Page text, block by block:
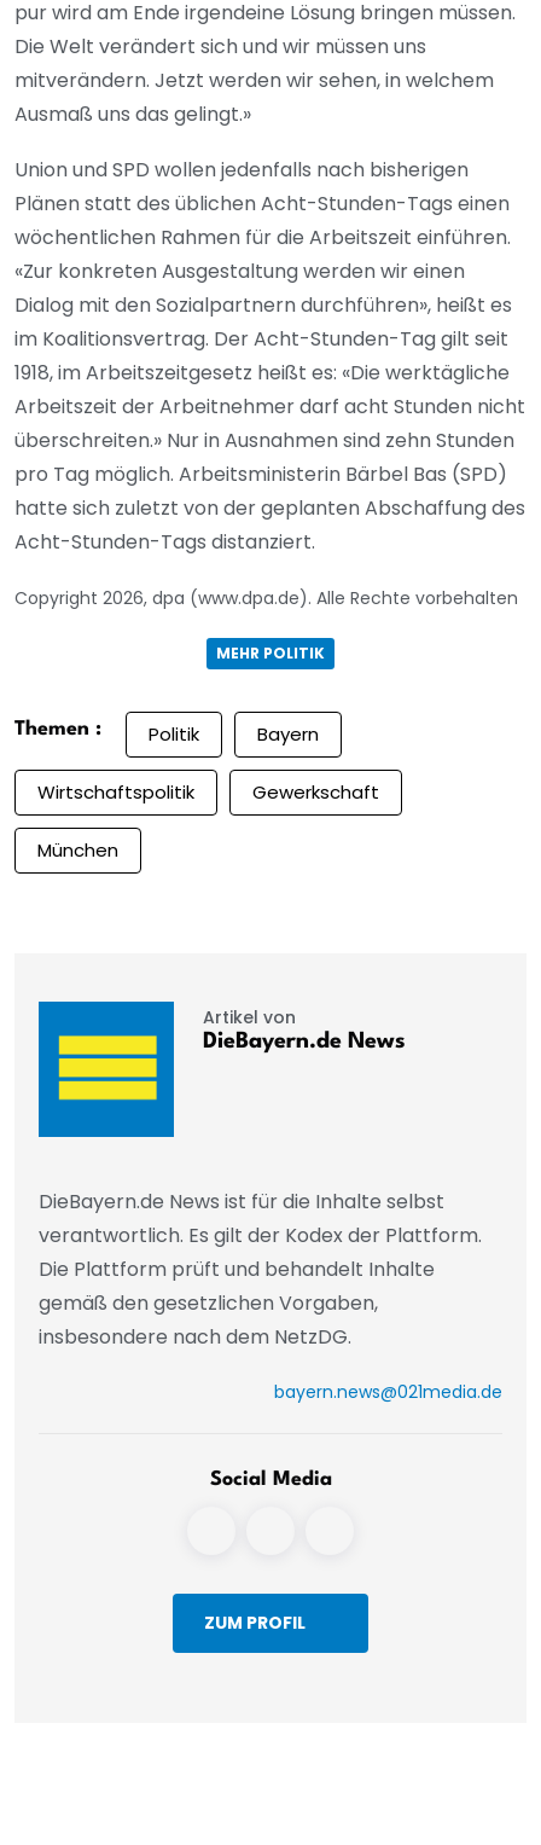
pur wird am Ende irgendeine Lösung bringen müssen.
Die Welt verändert sich und wir müssen uns
mitverändern. Jetzt werden wir sehen, in welchem
Ausmaß uns das gelingt.»
Union und SPD wollen jedenfalls nach bisherigen
Plänen statt des üblichen Acht-Stunden-Tags einen
wöchentlichen Rahmen für die Arbeitszeit einführen.
«Zur konkreten Ausgestaltung werden wir einen
Dialog mit den Sozialpartnern durchführen», heißt es
im Koalitionsvertrag. Der Acht-Stunden-Tag gilt seit
1918, im Arbeitszeitgesetz heißt es: «Die werktägliche
Arbeitszeit der Arbeitnehmer darf acht Stunden nicht
überschreiten.» Nur in Ausnahmen sind zehn Stunden
pro Tag möglich. Arbeitsministerin Bärbel Bas (SPD)
hatte sich zuletzt von der geplanten Abschaffung des
Acht-Stunden-Tags distanziert.
Copyright 2026, dpa (www.dpa.de). Alle Rechte vorbehalten
MEHR POLITIK
Themen : Politik Bayern
Wirtschaftspolitik Gewerkschaft
München
Artikel von
DieBayern.de News
DieBayern.de News ist für die Inhalte selbst
verantwortlich. Es gilt der Kodex der Plattform.
Die Plattform prüft und behandelt Inhalte
gemäß den gesetzlichen Vorgaben,
insbesondere nach dem NetzDG.
bayern.news@021media.de
Social Media
ZUM PROFIL